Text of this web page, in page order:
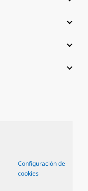
Configuración de
cookies